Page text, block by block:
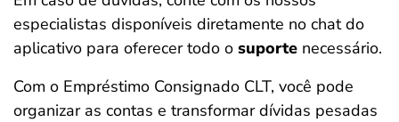
especialistas disponíveis diretamente no chat do
aplicativo para oferecer todo o suporte necessário.
Com o Empréstimo Consignado CLT, você pode
organizar as contas e transformar dívidas pesadas